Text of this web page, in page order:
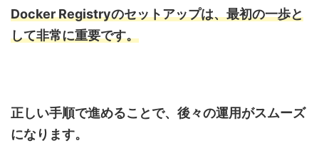
Docker Registryのセットアップは、最初の一歩と
して非常に重要です。
正しい手順で進めることで、後々の運用がスムーズ
になります。